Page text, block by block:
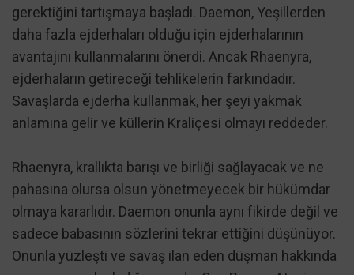
gerektiğini tartışmaya başladı. Daemon, Yeşillerden
daha fazla ejderhaları olduğu için ejderhalarının
avantajını kullanmalarını önerdi. Ancak Rhaenyra,
ejderhaların getireceği tehlikelerin farkındadır.
Savaşlarda ejderha kullanmak, her şeyi yakmak
anlamına gelir ve küllerin Kraliçesi olmayı reddeder.
Rhaenyra, krallıkta barışı ve birliği sağlayacak ve ne
pahasına olursa olsun yönetmeyecek bir hükümdar
olmaya kararlıdır. Daemon onunla aynı fikirde değil ve
sadece babasının sözlerini tekrar ettiğini düşünüyor.
Onunla yüzleşti ve savaş ilan eden düşman hakkında